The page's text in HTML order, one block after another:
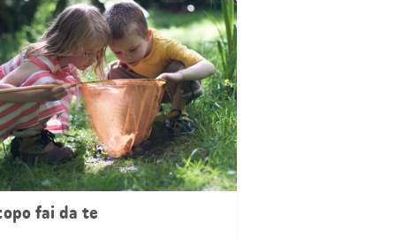
fai da te